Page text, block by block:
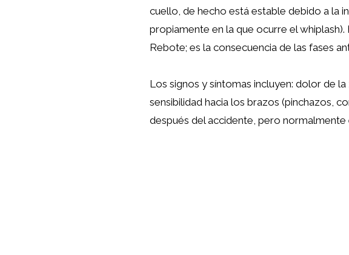
cuello, de hecho está estable debido a la
propiamente en la que ocurre el
Rebote; es la consecuencia de las fases
Los signos y síntomas incluyen: dolor de
sensibilidad hacia los brazos (pinchazos,
después del accidente, pero normalmente